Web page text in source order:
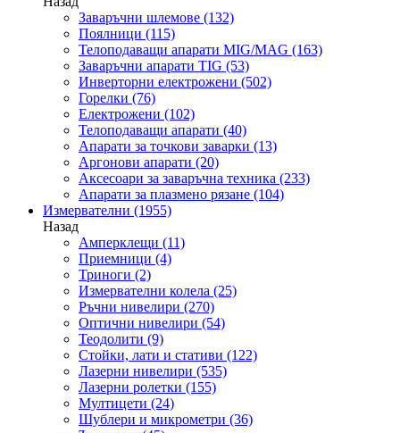
Заваръчни шлемове (132)
Поялници (115)
Телоподаващи апарати MIG/MAG (163)
Заваръчни апарати TIG (53)
Инверторни електрожени (502)
Горелки (76)
Електрожени (102)
Телоподаващи апарати (40)
Апарати за точкови заварки (13)
Аргонови апарати (20)
Аксесоари за заваръчна техника (233)
Апарати за плазмено рязане (104)
Измервателни (1955)
Назад
Амперклещи (11)
Приемници (4)
Триноги (2)
Измервателни колела (25)
Ръчни нивелири (270)
Оптични нивелири (54)
Теодолити (9)
Стойки, лати и стативи (122)
Лазерни нивелири (535)
Лазерни ролетки (155)
Мултицети (24)
Шублери и микрометри (36)